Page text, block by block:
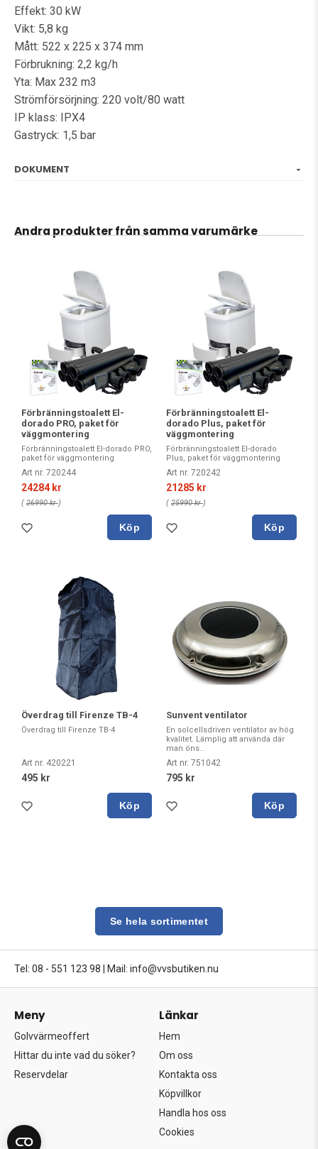
Effekt: 30 kW
Vikt: 5,8 kg
Mått: 522 x 225 x 374 mm
Förbrukning: 2,2 kg/h
Yta: Max 232 m3
Strömförsörjning: 220 volt/80 watt
IP klass: IPX4
Gastryck: 1,5 bar
DOKUMENT
Andra produkter från samma varumärke
Förbränningstoalett El-
dorado PRO, paket för
väggmontering
Förbränningstoalett El-dorado PRO,
paket för väggmontering
Art nr. 720244
24284 kr
( 26990 kr)
Köp
Förbränningstoalett El-
dorado Plus, paket för
väggmontering
Förbränningstoalett El-dorado
Plus, paket för väggmontering
Art nr. 720242
21285 kr
( 25990 kr)
Köp
Överdrag till Firenze TB-4
Överdrag till Firenze TB-4
Art nr. 420221
495 kr
Köp
Sunvent ventilator
En solcellsdriven ventilator av hög
kvalitet. Lämplig att använda där
man öns...
Art nr. 751042
795 kr
Köp
Se hela sortimentet
Tel: 08 - 551 123 98 | Mail: info@vvsbutiken.nu
Meny
Golvvärmeoffert
Hittar du inte vad du söker?
Reservdelar
Länkar
Hem
Om oss
Kontakta oss
Köpvillkor
Handla hos oss
Cookies